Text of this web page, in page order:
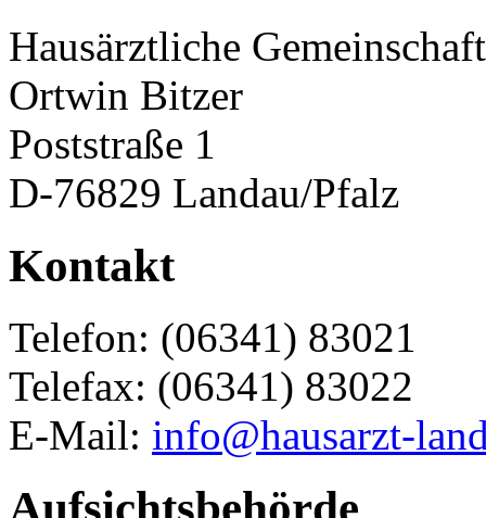
Hausärztliche
Ortwin Bitzer
Poststraße 1
D-76829 Landau/Pfalz
Kontakt
Telefon: (06341) 83021
Telefax: (06341) 83022
E-Mail: info@hausarzt-